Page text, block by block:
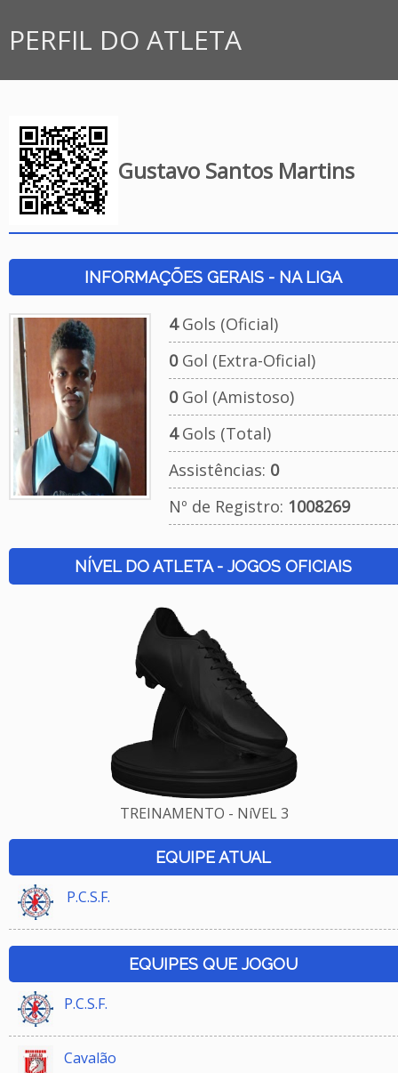
PERFIL DO ATLETA
Gustavo Santos Martins
INFORMAÇÕES GERAIS - NA LIGA
4Gols (Oficial)
0Gol (Extra-Oficial)
0Gol (Amistoso)
4Gols (Total)
Assistências: 0
Nº de Registro: 1008269
NÍVEL DO ATLETA - JOGOS OFICIAIS
TREINAMENTO - NíVEL 3
EQUIPE ATUAL
P.C.S.F.
EQUIPES QUE JOGOU
P.C.S.F.
Cavalão